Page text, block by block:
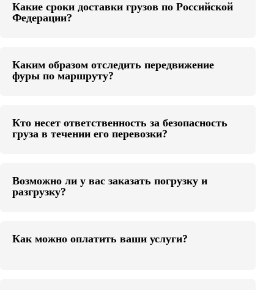
Какие сроки доставки грузов по Российской
Федерации?
Каким образом отследить передвижение
фуры по маршруту?
Кто несет ответственность за безопасность
груза в течении его перевозки?
Возможно ли у вас заказать погрузку и
разгрузку?
Как можно оплатить ваши услуги?